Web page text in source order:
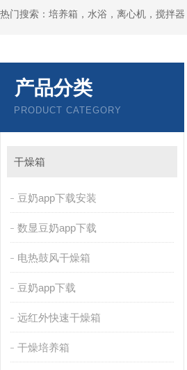
热门搜索：培养箱，水浴，离心机，搅拌器
产品分类
PRODUCT CATEGORY
干燥箱
豆奶app下载安装
数显豆奶app下载
电热鼓风干燥箱
豆奶app下载
远红外快速干燥箱
干燥培养箱